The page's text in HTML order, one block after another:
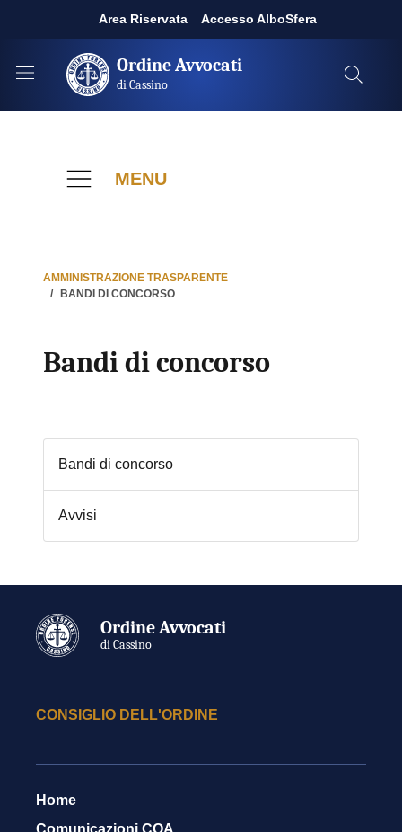
Area Riservata Accesso AlboSfera
Ordine Avvocati
di Cassino
MENU
AMMINISTRAZIONE TRASPARENTE
BANDI DI CONCORSO
Bandi di concorso
Bandi di concorso
Avvisi
Ordine Avvocati
di Cassino
CONSIGLIO DELL'ORDINE
Home
Comunicazioni COA